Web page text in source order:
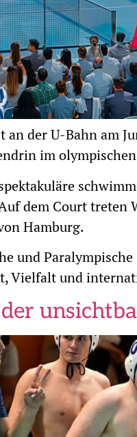
an der U-Bahn am
im olympischen
dem Court
Hamburg.
und
Vielfalt und